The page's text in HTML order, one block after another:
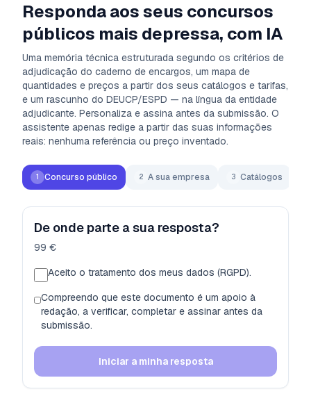
Responda aos seus concursos
públicos mais depressa, com IA
Uma memória técnica estruturada segundo os critérios de
adjudicação do caderno de encargos, um mapa de
quantidades e preços a partir dos seus catálogos e tarifas,
e um rascunho do DEUCP/ESPD — na língua da entidade
adjudicante. Personaliza e assina antes da submissão. O
assistente apenas redige a partir das suas informações
reais: nenhuma referência ou preço inventado.
1 Concurso público 2 A sua empresa 3 Catálogos
De onde parte a sua resposta?
99 €
Aceito o tratamento dos meus dados (RGPD).
Compreendo que este documento é um apoio à
redação, a verificar, completar e assinar antes da
submissão.
Iniciar a minha resposta